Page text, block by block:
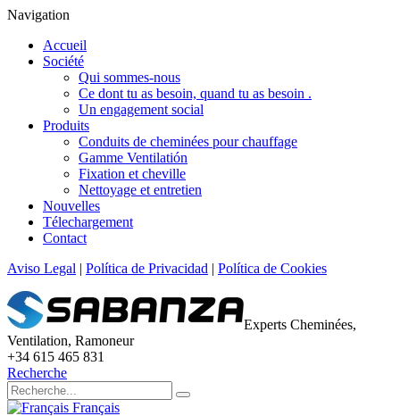
Navigation
Accueil
Société
Qui sommes-nous
Ce dont tu as besoin, quand tu as besoin .
Un engagement social
Produits
Conduits de cheminées pour chauffage
Gamme Ventilatión
Fixation et cheville
Nettoyage et entretien
Nouvelles
Télechargement
Contact
Aviso Legal | Política de Privacidad | Política de Cookies
Experts Cheminées,
Ventilation, Ramoneur
+34 615 465 831
Recherche
Français